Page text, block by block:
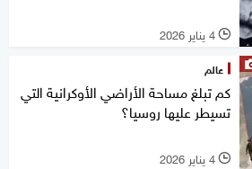
l 4 يناير 2026
عالم
كم تبلغ مساحة الأراضي الأوكرانية التي
تسيطر عليها روسيا؟
l 4 يناير 2026